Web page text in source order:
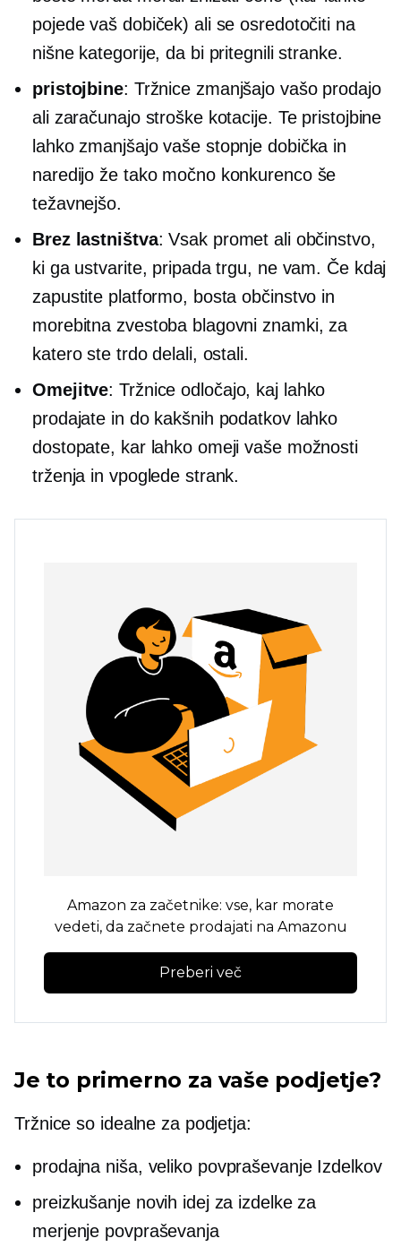
pojede vaš dobiček) ali se osredotočiti na
nišne kategorije, da bi pritegnili stranke.
pristojbine: Tržnice zmanjšajo vašo prodajo
ali zaračunajo stroške kotacije. Te pristojbine
lahko zmanjšajo vaše stopnje dobička in
naredijo že tako močno konkurenco še
težavnejšo.
Brez lastništva: Vsak promet ali občinstvo,
ki ga ustvarite, pripada trgu, ne vam. Če kdaj
zapustite platformo, bosta občinstvo in
morebitna zvestoba blagovni znamki, za
katero ste trdo delali, ostali.
Omejitve: Tržnice odločajo, kaj lahko
prodajate in do kakšnih podatkov lahko
dostopate, kar lahko omeji vaše možnosti
trženja in vpoglede strank.
Amazon za začetnike: vse, kar morate
vedeti, da začnete prodajati na Amazonu
Preberi več
Je to primerno za vaše podjetje?
Tržnice so idealne za podjetja:
prodajna niša, veliko povpraševanjeIzdelkov
preizkušanje novih idej za izdelke za
merjenje povpraševanja